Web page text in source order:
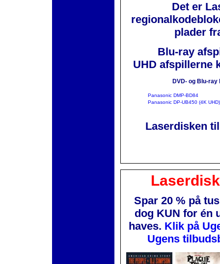
Det er
plader
Blu-ray
UHD afspillerne
DVD- og Blu-ray
Panasonic DMP-BD84
Panasonic DP-UB450 (4K UHD)
Laserdisken
Spar 20 % på
dog KUN for én
haves. Klik på
Ugens